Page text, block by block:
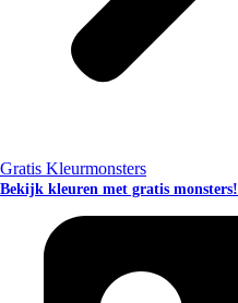
Gratis Kleurmonsters
Bekijk kleuren met gratis monsters!